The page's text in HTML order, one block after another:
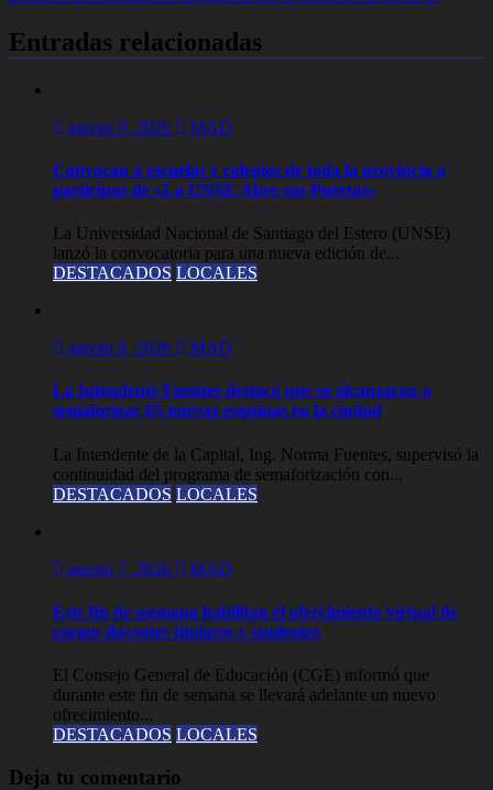
Entradas relacionadas
agosto 9, 2026 MAD
Convocan a escuelas y colegios de toda la provincia a
participar de «La UNSE Abre sus Puertas»
La Universidad Nacional de Santiago del Estero (UNSE)
lanzó la convocatoria para una nueva edición de...
DESTACADOS LOCALES
agosto 9, 2026 MAD
La Intendente Fuentes destacó que se alcanzaron a
semaforizar 65 nuevas esquinas en la ciudad
La Intendente de la Capital, Ing. Norma Fuentes, supervisó la
continuidad del programa de semaforización con...
DESTACADOS LOCALES
agosto 7, 2026 MAD
Este fin de ssemana habilitan el ofrecimiento virtual de
cargos docentes titulares y suplentes
El Consejo General de Educación (CGE) informó que
durante este fin de semana se llevará adelante un nuevo
ofrecimiento...
DESTACADOS LOCALES
Deja tu comentario